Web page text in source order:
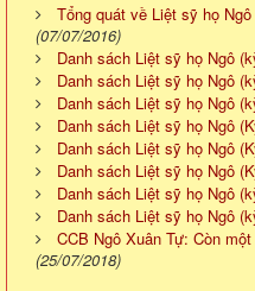
Tổng quát về Liệt sỹ họ
(07/07/2016)
Danh sách Liệt sỹ họ Ngô
Danh sách Liệt sỹ họ Ngô
Danh sách Liệt sỹ họ Ngô
Danh sách Liệt sỹ họ Ngô
Danh sách Liệt sỹ họ Ngô
Danh sách Liệt sỹ họ Ngô
Danh sách Liệt sỹ họ Ngô
Danh sách Liệt sỹ họ Ngô
CCB Ngô Xuân Tự: Còn
(25/07/2018)